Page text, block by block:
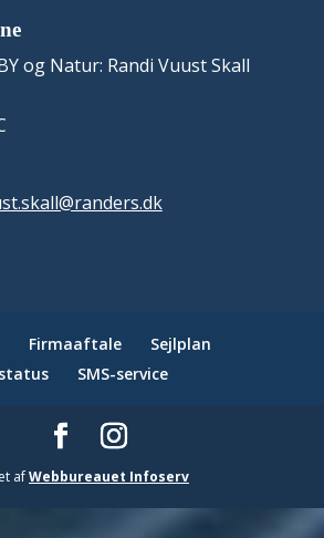
og Natur: Randi Vuust Skall
Firmaaftale
Sejlplan
SMS-service
afWebbureauet Infoserv